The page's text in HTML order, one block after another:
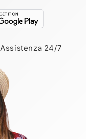
Assistenza 24/7